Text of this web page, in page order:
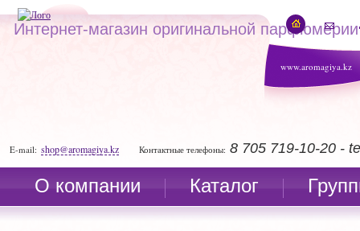
www.aromagiya.kz
Интернет-магазин оригинальной парфюмерии
E-mail: shop@aromagiya.kz Контактные телефоны: 8 705 719-10-20 -
О компании Каталог